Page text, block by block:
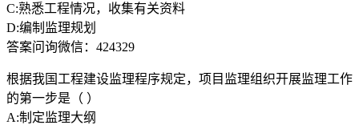
C:熟悉工程情况，收集有关资料
D:编制监理规划
答案问询微信：424329
根据我国工程建设监理程序规定，项目监理组织开展监理工作
的第一步是（ ）
A:制定监理大纲